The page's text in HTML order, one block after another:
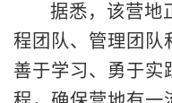
据悉，该营地
程团队、管理团队
善于学习、勇于实